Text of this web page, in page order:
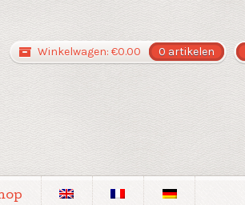
Winkelwagen: €0.00 0 artikelen